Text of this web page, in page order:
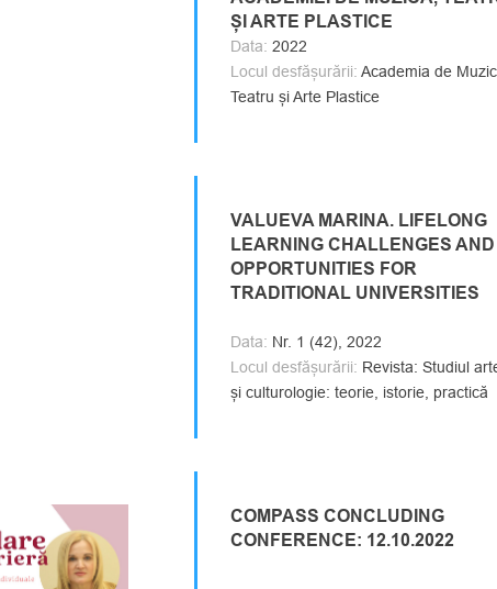
ȘI ARTE PLASTICE
Data: 2022
Locul desfășurării: Academia de
Teatru și Arte Plastice
VALUEVA MARINA. LIFELONG
LEARNING CHALLENGES AND
OPPORTUNITIES FOR
TRADITIONAL UNIVERSITIES
Data: Nr. 1 (42), 2022
Locul desfășurării: Revista: Studiul
și culturologie: teorie, istorie, practică
COMPASS CONCLUDING
CONFERENCE: 12.10.2022